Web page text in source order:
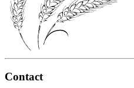
Contact